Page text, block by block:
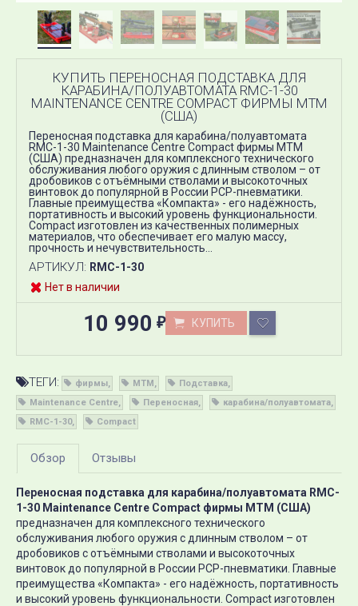
КУПИТЬ ПЕРЕНОСНАЯ ПОДСТАВКА ДЛЯ
КАРАБИНА/ПОЛУАВТОМАТА RMC-1-30
MAINTENANCE CENTRE COMPACT ФИРМЫ MTM
(США)
Переносная подставка для карабина/полуавтомата
RMC-1-30 Maintenance Centre Compact фирмы MTM
(США) предназначен для комплексного технического
обслуживания любого оружия с длинным стволом – от
дробовиков с отъёмными стволами и высокоточных
винтовок до популярной в России PCP-пневматики.
Главные преимущества «Компакта» - его надёжность,
портативность и высокий уровень функциональности.
Compact изготовлен из качественных полимерных
материалов, что обеспечивает его малую массу,
прочность и нечувствительность...
АРТИКУЛ: RMC-1-30
Нет в наличии
10 990 ₽ КУПИТЬ
ТЕГИ: фирмы MTM
Подставка
Maintenance Centre
Переносная
карабина/полуавтомата
RMC-1-30
Compact
Обзор Отзывы
Переносная подставка для карабина/полуавтомата RMC-
1-30 Maintenance Centre Compact фирмы MTM (США)
предназначен для комплексного технического
обслуживания любого оружия с длинным стволом – от
дробовиков с отъёмными стволами и высокоточных
винтовок до популярной в России PCP-пневматики. Главные
преимущества «Компакта» - его надёжность, портативность
и высокий уровень функциональности. Compact изготовлен